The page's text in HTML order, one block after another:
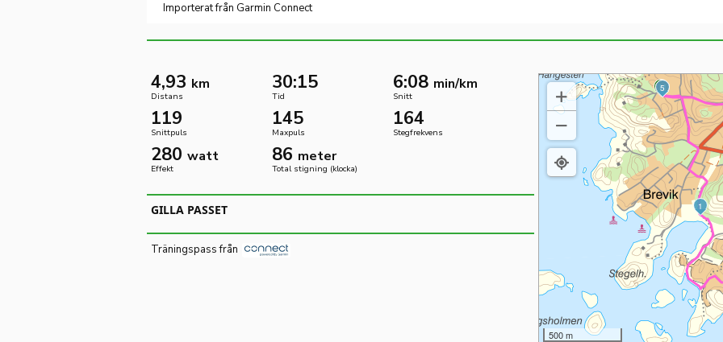
Importerat från Garmin Connect
4,93 km
Distans
30:15
Tid
6:08 min/km
Snitt
119
Snittpuls
145
Maxpuls
164
Stegfrekvens
280 watt
Effekt
86 meter
Total stigning (klocka)
GILLA PASSET
Träningspass från
S
M
1
5
500 m